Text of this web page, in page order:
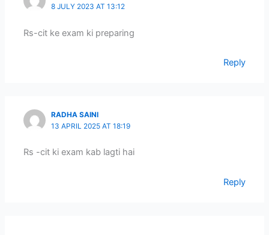
8 JULY 2023 AT 13:12
Rs-cit ke exam ki preparing
Reply
RADHA SAINI
13 APRIL 2025 AT 18:19
Rs -cit ki exam kab lagti hai
Reply